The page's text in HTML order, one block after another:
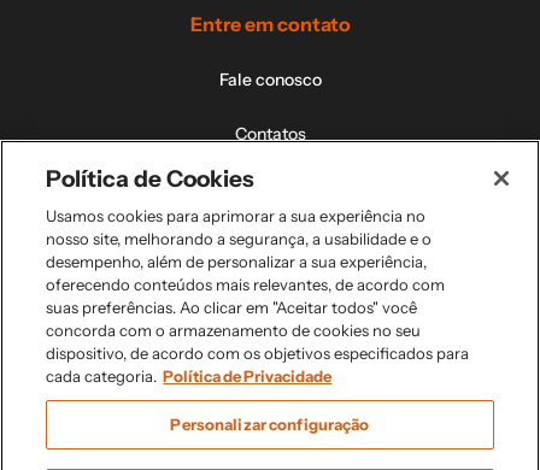
Entre em contato
Fale conosco
Contatos
Nossos campi
Perguntas Frequentes
Todos os direitos reservados. © 2026
Política de Cookies
Usamos cookies para aprimorar a sua experiência no
nosso site, melhorando a segurança, a usabilidade e o
desempenho, além de personalizar a sua experiência,
oferecendo conteúdos mais relevantes, de acordo com
suas preferências. Ao clicar em "Aceitar todos" você
concorda com o armazenamento de cookies no seu
dispositivo, de acordo com os objetivos especificados para
cada categoria. Política de Privacidade
Personalizar configuração